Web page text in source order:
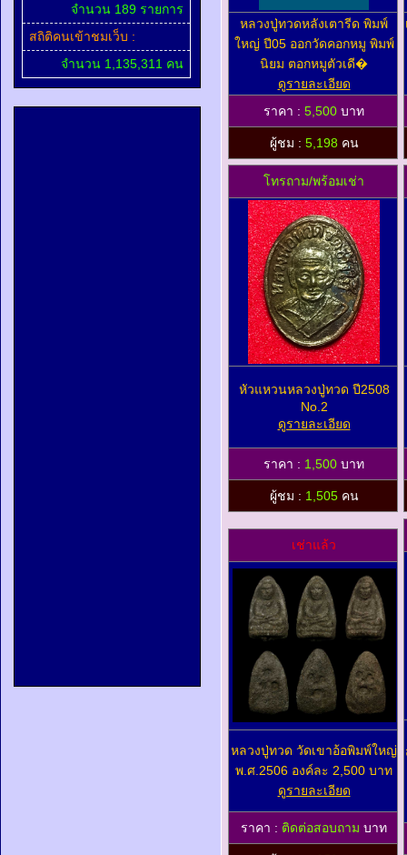
จำนวน 189 รายการ
สถิติคนเข้าชมเว็บ :
จำนวน 1,135,311 คน
หลวงปู่ทวดหลังเตารีด พิมพ์
ใหญ่ ปี05 ออกวัดคอกหมู พิมพ์
นิยม ตอกหมูตัวเดี�
ดูรายละเอียด
ราคา : 5,500 บาท
ผู้ชม : 5,198 คน
โทรถาม/พร้อมเช่า
หัวแหวนหลวงปู่ทวด ปี2508
No.2
ดูรายละเอียด
ราคา : 1,500 บาท
ผู้ชม : 1,505 คน
เช่าแล้ว
หลวงปู่ทวด วัดเขาอ้อพิมพ์ใหญ่
พ.ศ.2506 องค์ละ 2,500 บาท
ดูรายละเอียด
ราคา : ติดต่อสอบถาม บาท